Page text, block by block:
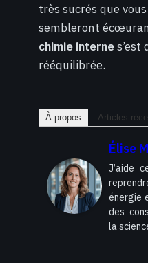
très sucrés que
sembleront
chimie internes’est
rééquilibrée.
À propos Articles
Élise
J’aide
énergie
des
la